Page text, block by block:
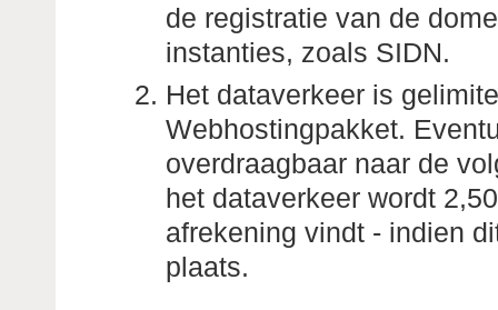
de registratie van de
instanties, zoals SIDN.
Het dataverkeer is
Webhostingpakket.
overdraagbaar naar de
het dataverkeer wordt
afrekening vindt - indien
plaats.